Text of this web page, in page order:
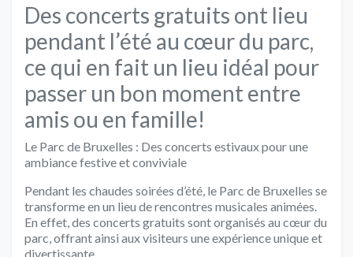
Des concerts gratuits ont lieu
pendant l’été au cœur du parc,
ce qui en fait un lieu idéal pour
passer un bon moment entre
amis ou en famille!
Le Parc de Bruxelles : Des concerts estivaux pour une
ambiance festive et conviviale
Pendant les chaudes soirées d’été, le Parc de Bruxelles se
transforme en un lieu de rencontres musicales animées.
En effet, des concerts gratuits sont organisés au cœur du
parc, offrant ainsi aux visiteurs une expérience unique et
divertissante.